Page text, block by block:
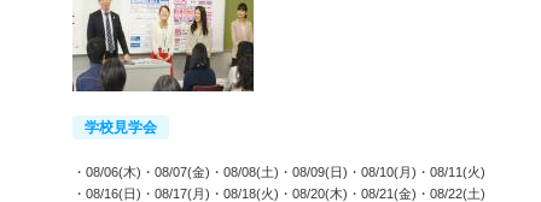
学校見学会
・08/06(木) ・08/07(金) ・08/08(土) ・08/09(日) ・08/10(月) ・08/11(火)
・08/16(日) ・08/17(月) ・08/18(火) ・08/20(木) ・08/21(金) ・08/22(土)